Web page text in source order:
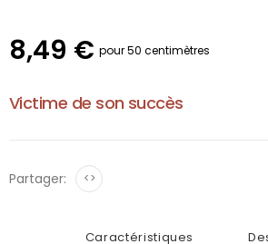
8,49 € pour 50 centimètres
Victime de son succès
Partager: <>
Caractéristiques